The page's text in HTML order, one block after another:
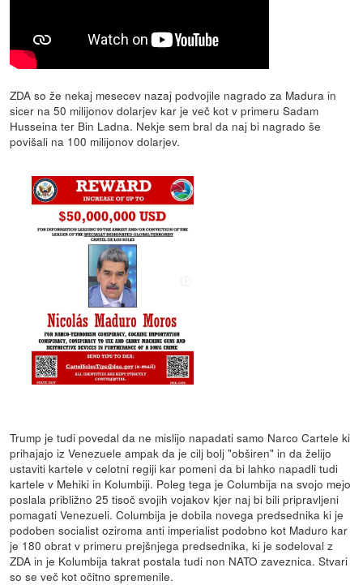
ZDA so že nekaj mesecev nazaj podvojile nagrado za Madura in
sicer na 50 milijonov dolarjev kar je več kot v primeru Sadam
Husseina ter Bin Ladna. Nekje sem bral da naj bi nagrado še
povišali na 100 milijonov dolarjev.
Trump je tudi povedal da ne mislijo napadati samo Narco Cartele ki
prihajajo iz Venezuele ampak da je cilj bolj "obširen" in da želijo
ustaviti kartele v celotni regiji kar pomeni da bi lahko napadli tudi
kartele v Mehiki in Kolumbiji. Poleg tega je Columbija na svojo mejo
poslala približno 25 tisoč svojih vojakov kjer naj bi bili pripravljeni
pomagati Venezueli. Columbija je dobila novega predsednika ki je
podoben socialist oziroma anti imperialist podobno kot Maduro kar
je 180 obrat v primeru prejšnjega predsednika, ki je sodeloval z
ZDA in je Kolumbija takrat postala tudi non NATO zaveznica. Stvari
so se več kot očitno spremenile.